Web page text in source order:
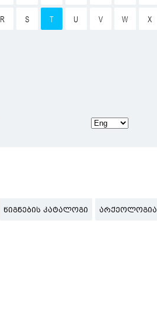
R S T U V W X
ᲬᲘᲒᲜᲔᲑᲘᲡ ᲙᲐᲢᲐᲚᲝᲒᲘ ᲐᲠᲥᲔᲝᲚᲝᲒᲘᲐ